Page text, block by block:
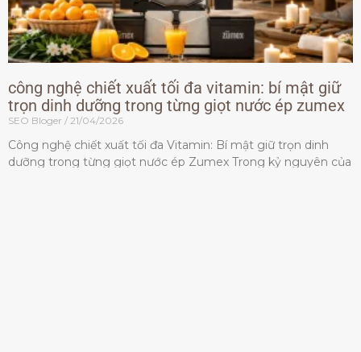
công nghệ chiết xuất tối đa vitamin: bí mật giữ
trọn dinh dưỡng trong từng giọt nước ép zumex
SEO Bloger 21/04/2026
Công nghệ chiết xuất tối đa Vitamin: Bí mật giữ trọn dinh
dưỡng trong từng giọt nước ép Zumex Trong kỷ nguyên của